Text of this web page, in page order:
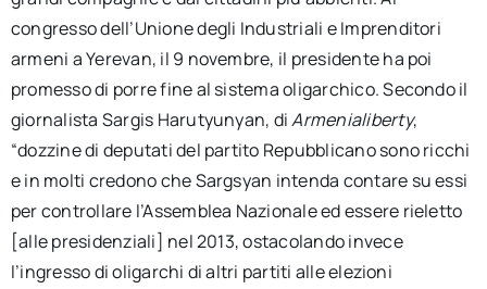
congresso dell’Unione degli Industriali e Imprenditori
armeni a Yerevan, il 9 novembre, il presidente ha poi
promesso di porre fine al sistema oligarchico. Secondo il
giornalista Sargis Harutyunyan, diArmenialiberty,
“dozzine di deputati del partito Repubblicano sono ricchi
e in molti credono che Sargsyan intenda contare su essi
per controllare l’Assemblea Nazionale ed essere rieletto
[alle presidenziali] nel 2013, ostacolando invece
l’ingresso di oligarchi di altri partiti alle elezioni